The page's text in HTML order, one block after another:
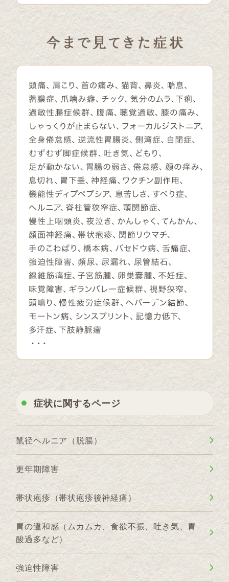
症状に関するページ
鼠径ヘルニア（脱腸）
更年期障害
帯状疱疹（帯状疱疹後神経痛）
胃の違和感（ムカムカ、食欲不振、吐き気、胃
酸過多など）
強迫性障害